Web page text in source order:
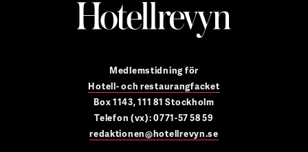
Medlemstidning för
Hotell- och restaurangfacket
Box 1143, 111 81 Stockholm
Telefon (vx): 0771-57 58 59
redaktionen@hotellrevyn.se